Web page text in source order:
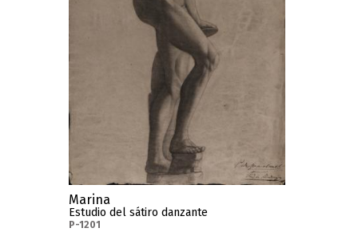
Marina
Estudio del sátiro danzante
P-1201